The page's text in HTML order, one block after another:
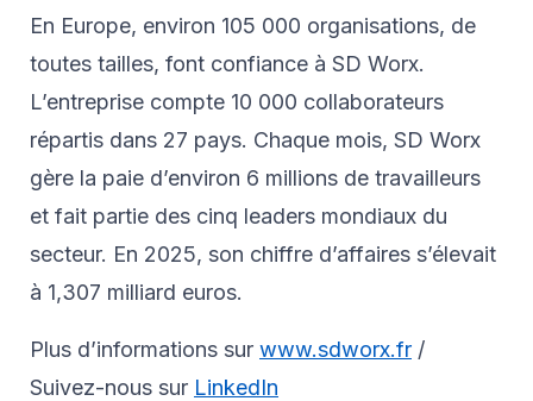
En Europe, environ 105 000 organisations, de
toutes tailles, font confiance à SD Worx.
L’entreprise compte 10 000 collaborateurs
répartis dans 27 pays. Chaque mois, SD Worx
gère la paie d’environ 6 millions de travailleurs
et fait partie des cinq leaders mondiaux du
secteur. En 2025, son chiffre d’affaires s’élevait
à 1,307 milliard euros.
Plus d’informations sur www.sdworx.fr /
Suivez-nous sur LinkedIn